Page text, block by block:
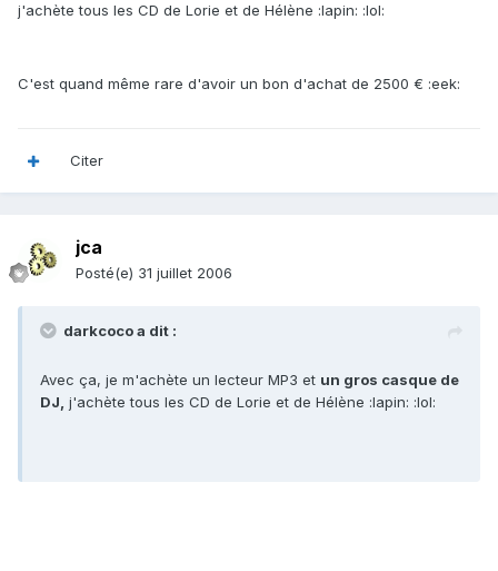
j'achète tous les CD de Lorie et de Hélène :lapin: :lol:
C'est quand même rare d'avoir un bon d'achat de 2500 € :eek:
Citer
jca
Posté(e) 31 juillet 2006
darkcoco a dit :
Avec ça, je m'achète un lecteur MP3 et un gros casque de
DJ, j'achète tous les CD de Lorie et de Hélène :lapin: :lol: